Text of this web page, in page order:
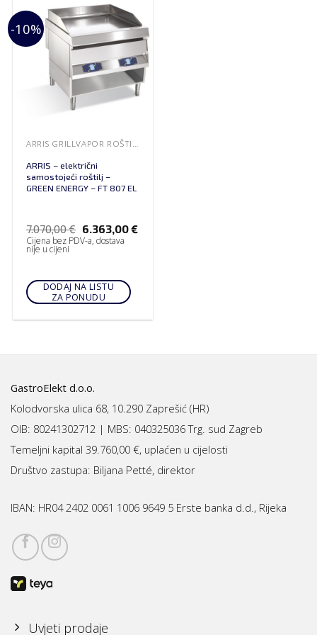
-10%
ARRIS – električni
samostojeći roštilj –
GREEN ENERGY – FT 807 EL
7.070,00€ 6.363,00€
Cijena bez PDV-a, dostava
nije u cijeni
DODAJ NA LISTU
ZA PONUDU
GastroElekt d.o.o.
Kolodvorska ulica 68, 10.290 Zaprešić (HR)
OIB: 80241302712 | MBS: 040325036 Trg. sud Zagreb
Temeljni kapital 39.760,00 €, uplaćen u cijelosti
Društvo zastupa: Biljana Petté, direktor
IBAN: HR04 2402 0061 1006 9649 5 Erste banka d.d., Rijeka
Uvjeti prodaje